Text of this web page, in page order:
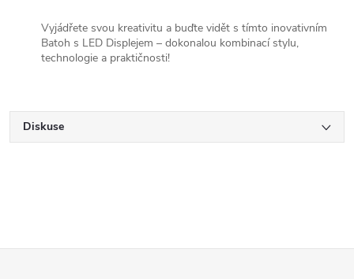
Vyjádřete svou kreativitu a buďte vidět s tímto inovativním
Batoh s LED Displejem – dokonalou kombinací stylu,
technologie a praktičnosti!
Diskuse